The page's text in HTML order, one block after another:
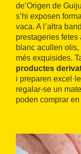
de’Origen de
s’hi exposen
vaca. A l’altra
prestageries
blanc acullen
més exquisides.
productes
i preparen
regalar-se un
poden comprar